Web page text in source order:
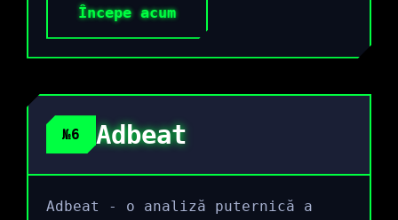
Începe acum
№6 Adbeat
Adbeat - o analiză puternică a